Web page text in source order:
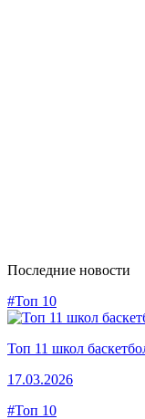
Последние новости
#Топ 10
Топ 11 школ
17.03.2026
#Топ 10